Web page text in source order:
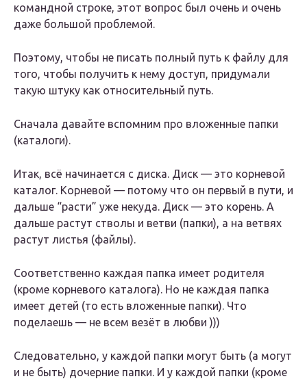
командной строке, этот вопрос был очень и очень
даже большой проблемой.
Поэтому, чтобы не писать полный путь к файлу для
того, чтобы получить к нему доступ, придумали
такую штуку как относительный путь.
Сначала давайте вспомним про вложенные папки
(каталоги).
Итак, всё начинается с диска. Диск — это корневой
каталог. Корневой — потому что он первый в пути, и
дальше “расти” уже некуда. Диск — это корень. А
дальше растут стволы и ветви (папки), а на ветвях
растут листья (файлы).
Соответственно каждая папка имеет родителя
(кроме корневого каталога). Но не каждая папка
имеет детей (то есть вложенные папки). Что
поделаешь — не всем везёт в любви )))
Следовательно, у каждой папки могут быть (а могут
и не быть) дочерние папки. И у каждой папки (кроме